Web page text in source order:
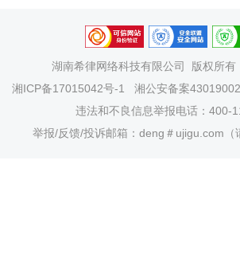
湖南希律网络科技有限公司
版权所
湘ICP备17015042号-1
湘公安备案
违法和不良信息举报电话：400-
举报/反馈/投诉邮箱：deng＃ujigu.com（